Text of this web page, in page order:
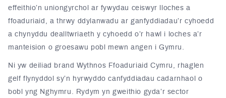
effeithio’n uniongyrchol ar fywydau ceiswyr lloches a
ffoaduriaid, a thrwy ddylanwadu ar ganfyddiadau’r cyhoedd
a chynyddu dealltwriaeth y cyhoedd o’r hawl i loches a’r
manteision o groesawu pobl mewn angen i Gymru.
Ni yw deiliad brand Wythnos Ffoaduriaid Cymru, rhaglen
gelf flynyddol sy’n hyrwyddo canfyddiadau cadarnhaol o
bobl yng Nghymru. Rydym yn gweithio gyda’r sector